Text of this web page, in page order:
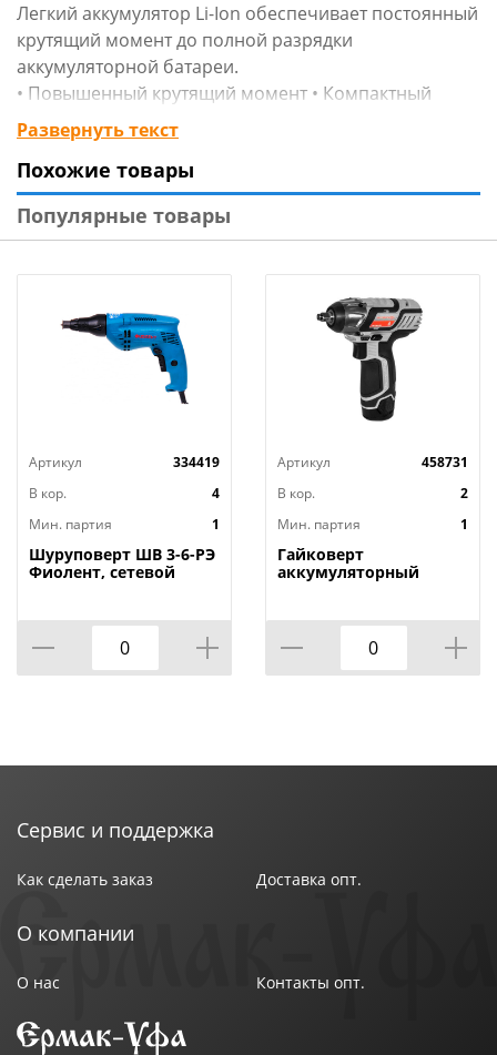
Легкий аккумулятор Li-Ion обеспечивает постоянный
крутящий момент до полной разрядки
аккумуляторной батареи.
• Повышенный крутящий момент • Компактный
корпус
• Яркая подсветка
Технические характеристики:
Макс. диаметр оснастки: 10 мм
Количество ступеней крутящего момента: 18+1
Мягкий крутящий момент: 20 Нм
Жесткий крутящий момент: 25 Нм
Количество скоростей работы:2
Макс. число оборотов (1-я скорость): 350 об/мин
Развернуть текст
Похожие товары
Популярные товары
Артикул
334419
В кор.
4
Мин. партия
1
Шуруповерт ШВ 3-6-РЭ
Фиолент, сетевой
Артикул
458731
В кор.
2
Мин. партия
1
Гайковерт
аккумуляторный
Сервис и поддержка
Как сделать заказ Доставка опт.
О компании
О нас Контакты опт.